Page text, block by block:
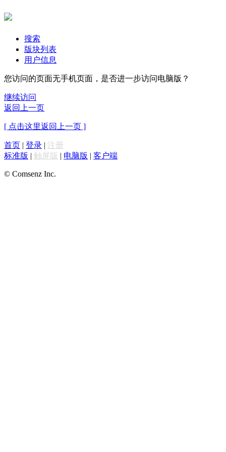
搜索
版块列表
用户信息
您访问的页面无手机页面，是否进一步访问电脑版？
继续访问
返回上一页
[ 点击这里返回上一页 ]
首页 | 登录 | 注册
标准版 | 触屏版 | 电脑版 | 客户端
© Comsenz Inc.